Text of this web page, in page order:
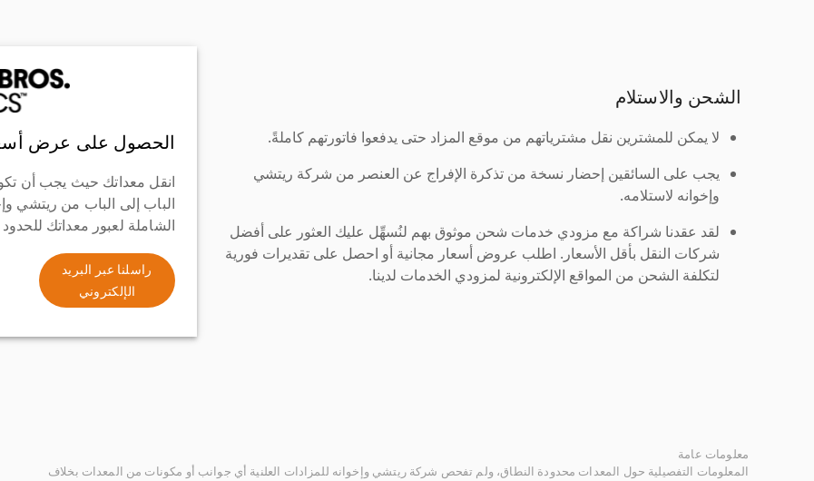
الشحن والاستلام
لا يمكن للمشترين نقل مشترياتهم من موقع المزاد حتى يدفعوا فاتورتهم كاملةً.
يجب على السائقين إحضار نسخة من تذكرة الإفراج عن العنصر من شركة ريتشي
وإخوانه لاستلامه.
لقد عقدنا شراكة مع مزودي خدمات شحن موثوق بهم لنُسهِّل عليك العثور على أفضل
شركات النقل بأقل الأسعار. اطلب عروض أسعار مجانية أو احصل على تقديرات فورية
لتكلفة الشحن من المواقع الإلكترونية لمزودي الخدمات لدينا.
الحصول على عرض
انقل معداتك حيث يجب أن
الباب إلى الباب من ريتشي
الشاملة لعبور معداتك
راسلنا عبر البريد
الإلكتروني
معلومات عامة
المعلومات التفصيلية حول المعدات محدودة النطاق، ولم تفحص شركة ريتشي وإخوانه للمزادات العلنية أي جوانب أو مكونات من المعدات بخلاف